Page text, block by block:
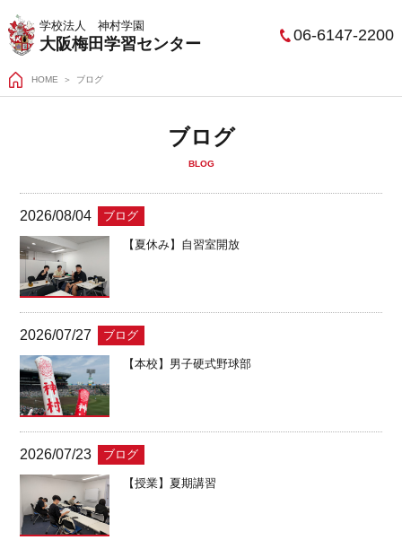
学校法人 神村学園
大阪梅田学習センター 06-6147-2200
HOME ブログ
ブログ
BLOG
2026/08/04 ブログ
【夏休み】自習室開放
2026/07/27 ブログ
【本校】男子硬式野球部
2026/07/23 ブログ
【授業】夏期講習